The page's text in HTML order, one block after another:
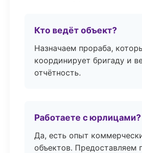
Кто ведёт объект?
Назначаем прораба,
координирует бригаду и
отчётность.
Работаете с юрлицами?
Да, есть опыт
объектов. Предоставляем